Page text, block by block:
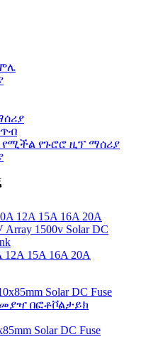
የጉሮሮ ዚፕ ማሰሪያ
15A 16A 20A
Solar DC Fuse